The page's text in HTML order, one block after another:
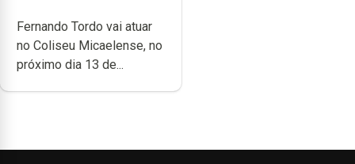
Micaelense
Fernando Tordo vai atuar
no Coliseu Micaelense, no
próximo dia 13 de...